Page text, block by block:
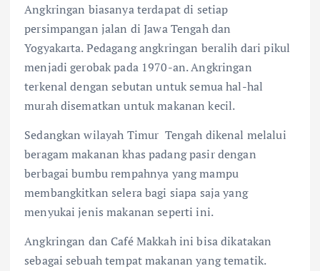
Angkringan biasanya terdapat di setiap
persimpangan jalan di Jawa Tengah dan
Yogyakarta. Pedagang angkringan beralih dari pikul
menjadi gerobak pada 1970-an. Angkringan
terkenal dengan sebutan untuk semua hal-hal
murah disematkan untuk makanan kecil.
Sedangkan wilayah Timur Tengah dikenal melalui
beragam makanan khas padang pasir dengan
berbagai bumbu rempahnya yang mampu
membangkitkan selera bagi siapa saja yang
menyukai jenis makanan seperti ini.
Angkringan dan Café Makkah ini bisa dikatakan
sebagai sebuah tempat makanan yang tematik.